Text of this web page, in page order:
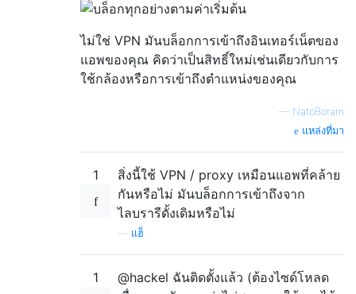
ไม่ใช่ VPN มันบล็อกการเข้าถึงอินเทอร์เน็ตของ
แอพของคุณ คิดว่าเป็นสิทธิ์ใหม่เช่นเดียวกับการ
ใช้กล้องหรือการเข้าถึงตำแหน่งของคุณ
— NatoBoram
แหล่งที่มา
1
สิ่งนี้ใช้ VPN / proxy เหมือนแอพที่คล้าย
กันหรือไม่ มันบล็อกการเข้าถึงจาก
ไลบรารีดั้งเดิมหรือไม่
แฮ็
1
@hackel ฉันติดตั้งแล้ว (ต้องไซด์โหลด